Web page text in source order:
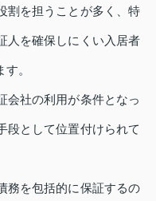
割を担うことが多く、特
人を確保しにくい入居者
。
会社の利用が条件となっ
段として位置付けられて
務を包括的に保証するの